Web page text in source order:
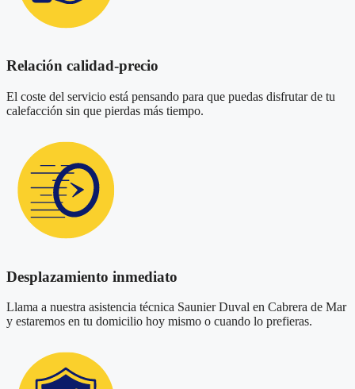
Relación calidad-precio
El coste del servicio está pensando para que puedas disfrutar de tu
calefacción sin que pierdas más tiempo.
Desplazamiento inmediato
Llama a nuestra asistencia técnica Saunier Duval en Cabrera de Mar
y estaremos en tu domicilio hoy mismo o cuando lo prefieras.